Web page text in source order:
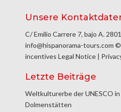
Unsere
C/ Emilio Carrere 7, bajo A.
info@hispanorama-tours.com ©
incentives Legal Notice |
Letzte Beiträge
Weltkulturerbe der UNESCO
Dolmenstätten